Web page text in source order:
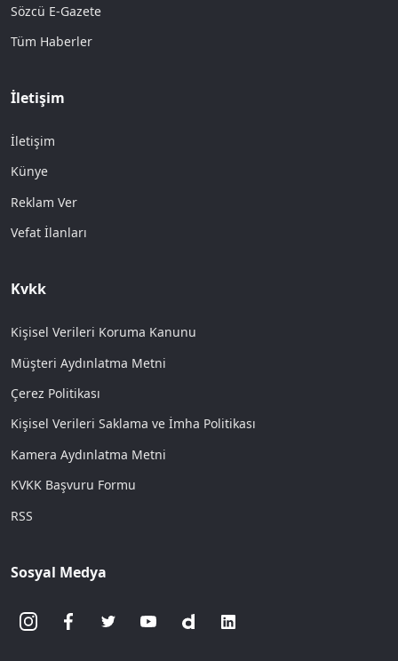
Sözcü E-Gazete
Tüm Haberler
İletişim
İletişim
Künye
Reklam Ver
Vefat İlanları
Kvkk
Kişisel Verileri Koruma Kanunu
Müşteri Aydınlatma Metni
Çerez Politikası
Kişisel Verileri Saklama ve İmha Politikası
Kamera Aydınlatma Metni
KVKK Başvuru Formu
RSS
Sosyal Medya